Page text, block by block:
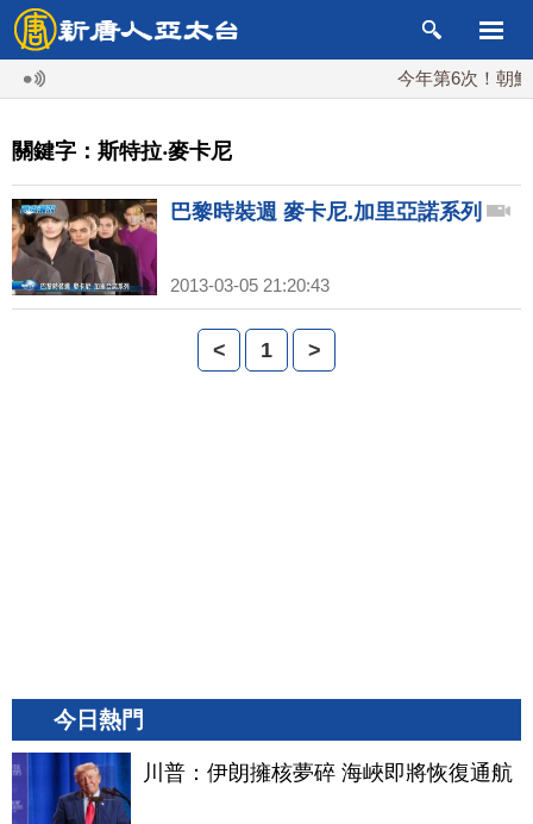
今年第6次！朝鮮
關鍵字：斯特拉‧麥卡尼
巴黎時裝週 麥卡尼.加里亞諾系列
2013-03-05 21:20:43
< 1 >
今日熱門
川普：伊朗擁核夢碎 海峽即將恢復通航